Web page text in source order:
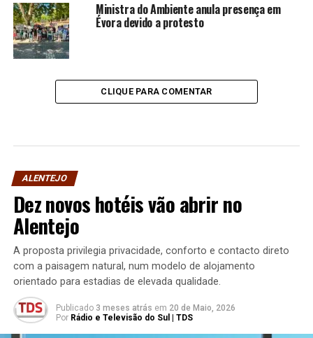
Ministra do Ambiente anula presença em
Évora devido a protesto
CLIQUE PARA COMENTAR
ALENTEJO
Dez novos hotéis vão abrir no
Alentejo
A proposta privilegia privacidade, conforto e contacto direto
com a paisagem natural, num modelo de alojamento
orientado para estadias de elevada qualidade.
Publicado 3 meses atrás em 20 de Maio, 2026
Por Rádio e Televisão do Sul | TDS